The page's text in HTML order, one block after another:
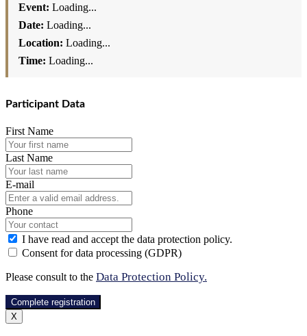
Event: Loading...
Date: Loading...
Location: Loading...
Time: Loading...
Participant Data
First Name
Last Name
E-mail
Phone
I have read and accept the data protection policy.
Consent for data processing (GDPR)
Please consult to the Data Protection Policy.
Complete registration
X